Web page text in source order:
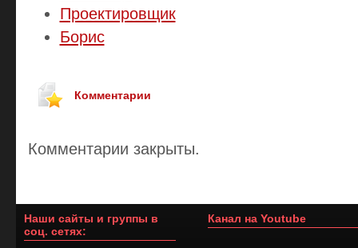
Проектировщик
Борис
Комментарии
Комментарии закрыты.
Наши сайты и группы в
соц. сетях:
Канал на Youtube